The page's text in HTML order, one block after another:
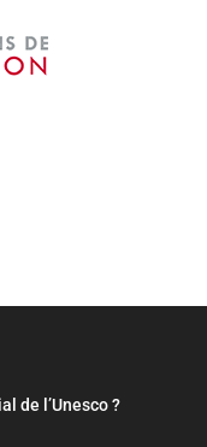
de l’Unesco ?